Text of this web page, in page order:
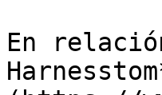
En